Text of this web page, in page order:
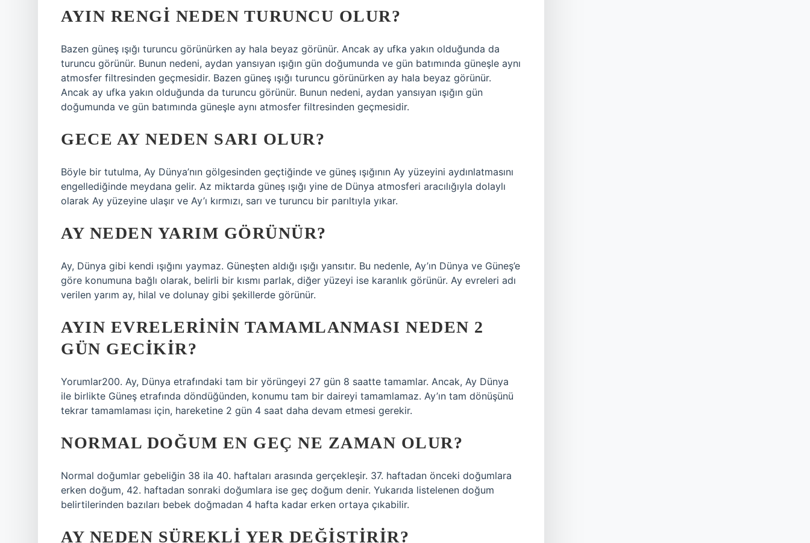
AYIN RENGI NEDEN TURUNCU OLUR?
Bazen güneş ışığı turuncu görünürken ay hala beyaz görünür. Ancak ay ufka yakın olduğunda da
turuncu görünür. Bunun nedeni, aydan yansıyan ışığın gün doğumunda ve gün batımında güneşle aynı
atmosfer filtresinden geçmesidir. Bazen güneş ışığı turuncu görünürken ay hala beyaz görünür.
Ancak ay ufka yakın olduğunda da turuncu görünür. Bunun nedeni, aydan yansıyan ışığın gün
doğumunda ve gün batımında güneşle aynı atmosfer filtresinden geçmesidir.
GECE AY NEDEN SARI OLUR?
Böyle bir tutulma, Ay Dünya’nın gölgesinden geçtiğinde ve güneş ışığının Ay yüzeyini aydınlatmasını
engellediğinde meydana gelir. Az miktarda güneş ışığı yine de Dünya atmosferi aracılığıyla dolaylı
olarak Ay yüzeyine ulaşır ve Ay’ı kırmızı, sarı ve turuncu bir parıltıyla yıkar.
AY NEDEN YARIM GÖRÜNÜR?
Ay, Dünya gibi kendi ışığını yaymaz. Güneşten aldığı ışığı yansıtır. Bu nedenle, Ay’ın Dünya ve Güneş’e
göre konumuna bağlı olarak, belirli bir kısmı parlak, diğer yüzeyi ise karanlık görünür. Ay evreleri adı
verilen yarım ay, hilal ve dolunay gibi şekillerde görünür.
AYIN EVRELERININ TAMAMLANMASI NEDEN 2
GÜN GECIKIR?
Yorumlar200. Ay, Dünya etrafındaki tam bir yörüngeyi 27 gün 8 saatte tamamlar. Ancak, Ay Dünya
ile birlikte Güneş etrafında döndüğünden, konumu tam bir daireyi tamamlamaz. Ay’ın tam dönüşünü
tekrar tamamlaması için, hareketine 2 gün 4 saat daha devam etmesi gerekir.
NORMAL DOĞUM EN GEÇ NE ZAMAN OLUR?
Normal doğumlar gebeliğin 38 ila 40. haftaları arasında gerçekleşir. 37. haftadan önceki doğumlara
erken doğum, 42. haftadan sonraki doğumlara ise geç doğum denir. Yukarıda listelenen doğum
belirtilerinden bazıları bebek doğmadan 4 hafta kadar erken ortaya çıkabilir.
AY NEDEN SÜREKLI YER DEĞIŞTIRIR?